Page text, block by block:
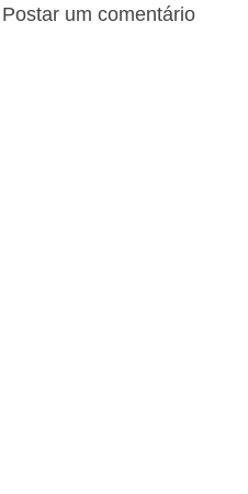
Postar um comentário